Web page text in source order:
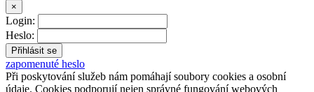
×
Login:
Heslo:
zapomenuté heslo
Při poskytování služeb nám pomáhají soubory cookies a osobní
údaje. Cookies podporují nejen správné fungování webových